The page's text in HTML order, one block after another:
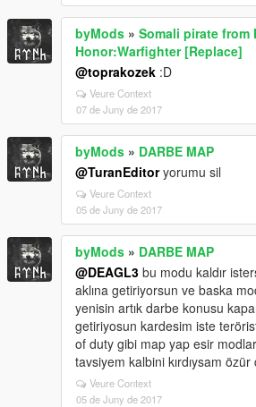
byMods » Somali pirate from
Honor:Warfighter [Replace]
@toprakozek :D
Veure Context
07 de Juny de 2017
byMods » DARBE MAP
@TuranEditoryorumu sil
Veure Context
05 de Juny de 2017
byMods » DARBE MAP
@DEAGL3 bu modu kaldır
aklına getiriyorsun ve baska
yenisin artık darbe konusu
getiriyosun kardesim iste
of duty gibi map yap esir
tavsiyem kalbini kırdıysam
Veure Context
05 de Juny de 2017